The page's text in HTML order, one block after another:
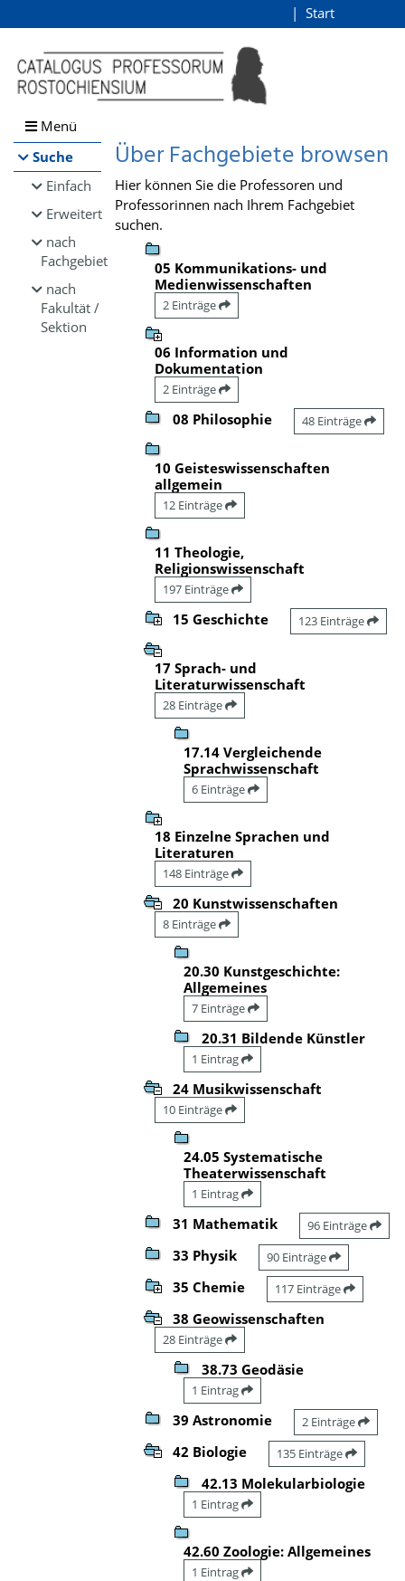
Browsen
direkt zum Inhalt
Start
Menü
Suche
Einfach
Erweitert
nach
Fachgebiet
nach
Fakultät /
Sektion
Über Fachgebiete browsen
Hier können Sie die Professoren und
Professorinnen nach Ihrem Fachgebiet
suchen.
05 Kommunikations- und
Medienwissenschaften
2 Einträge
06 Information und
Dokumentation
2 Einträge
08 Philosophie 48 Einträge
10 Geisteswissenschaften
allgemein
12 Einträge
11 Theologie,
Religionswissenschaft
197 Einträge
15 Geschichte 123 Einträge
17 Sprach- und
Literaturwissenschaft
28 Einträge
17.14 Vergleichende
Sprachwissenschaft
6 Einträge
18 Einzelne Sprachen und
Literaturen
148 Einträge
20 Kunstwissenschaften
8 Einträge
20.30 Kunstgeschichte:
Allgemeines
7 Einträge
20.31 Bildende Künstler
1 Eintrag
24 Musikwissenschaft
10 Einträge
24.05 Systematische
Theaterwissenschaft
1 Eintrag
31 Mathematik 96 Einträge
33 Physik 90 Einträge
35 Chemie 117 Einträge
38 Geowissenschaften
28 Einträge
38.73 Geodäsie
1 Eintrag
39 Astronomie 2 Einträge
42 Biologie 135 Einträge
42.13 Molekularbiologie
1 Eintrag
42.60 Zoologie: Allgemeines
1 Eintrag